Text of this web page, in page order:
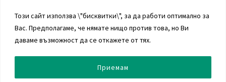
Този сайт използва \"бисквитки\", за да работи оптимално за
Вас. Предполагаме, че нямате нищо против това, но Ви
даваме възможност да се откажете от тях.
Приемам
Информация
F
a